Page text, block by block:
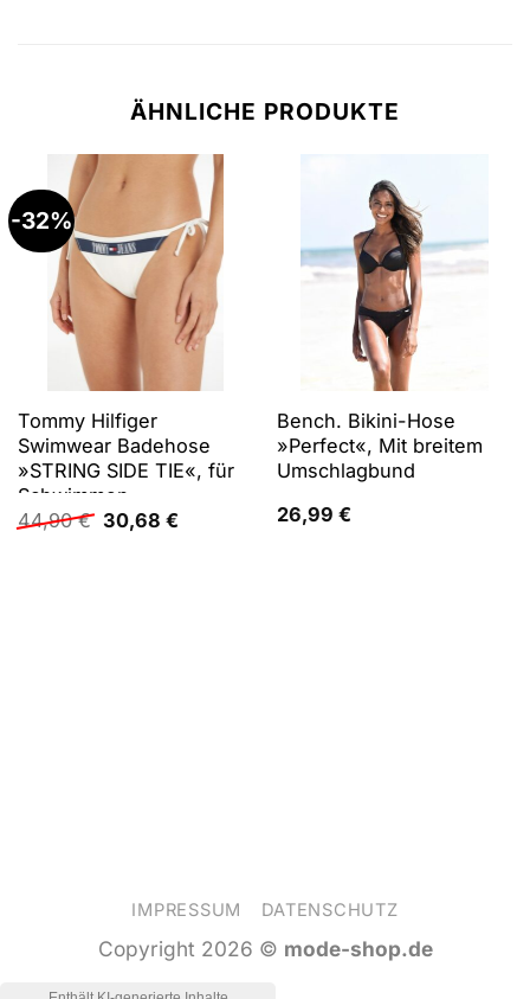
ÄHNLICHE PRODUKTE
-32%
Tommy Hilfiger
Swimwear Badehose
»STRING SIDE TIE«, für
Schwimmen
44,90€ Ursprünglicher
Preis
30,68 €Aktueller
Bench. Bikini-Hose
»Perfect«, Mit breitem
Umschlagbund
26,99 €
IMPRESSUM DATENSCHUTZ
Copyright 2026 © mode-shop.de